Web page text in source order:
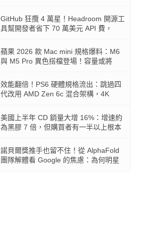
GitHub 狂攬 4 萬星！Headroom 開源工
具幫開發者省下 70 萬美元 API 費，
蘋果 2026 款 Mac mini 規格爆料：M6
與 M5 Pro 異色搭檔登場！容量或將
效能翻倍！PS6 硬體規格流出：跳過四
代改用 AMD Zen 6c 混合架構，4K
美國上半年 CD 銷量大增 16%：增速約
為黑膠 7 倍，但購買者有一半以上根本
諾貝爾獎推手也留不住！從 AlphaFold
團隊解體看 Google 的焦慮：為何明星